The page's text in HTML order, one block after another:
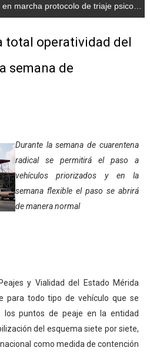
“Ríe 2026” recorre las
realizó una jornada
taller gratuito de electrónica
grado para promover el
de seguridad ciudadana
económico con taller de
e impulsa la economía
Mérida sembraron 110
para fortalecer la atención
espacios del OAN para la
el marco del Encuentro LAGO
protocolo de triaje psicosocial para atender a rescatistas
total operatividad del
semana de
Durante la semana de cuarentena
radical se permitirá el paso a
vehículos priorizados y en la
semana flexible el paso se abrirá
de manera normal
y Vialidad del Estado Mérida
para todo tipo de vehículo que se
los puntos de peaje en la entidad
del esquema siete por siete,
como medida de contención